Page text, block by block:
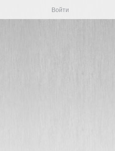
Войти